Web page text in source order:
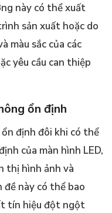
này có thể xuất
sản xuất hoặc do
màu sắc của các
yêu cầu can thiệp
ổn định
định đôi khi có thể
của màn hình LED,
thị hình ảnh và
đề này có thể bao
tín hiệu đột ngột